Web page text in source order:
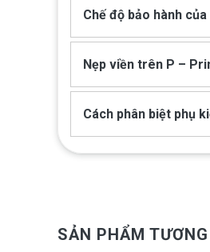
Chế độ bảo hành
Nẹp viền trên P –
Cách phân biệt phụ
SẢN PHẨM